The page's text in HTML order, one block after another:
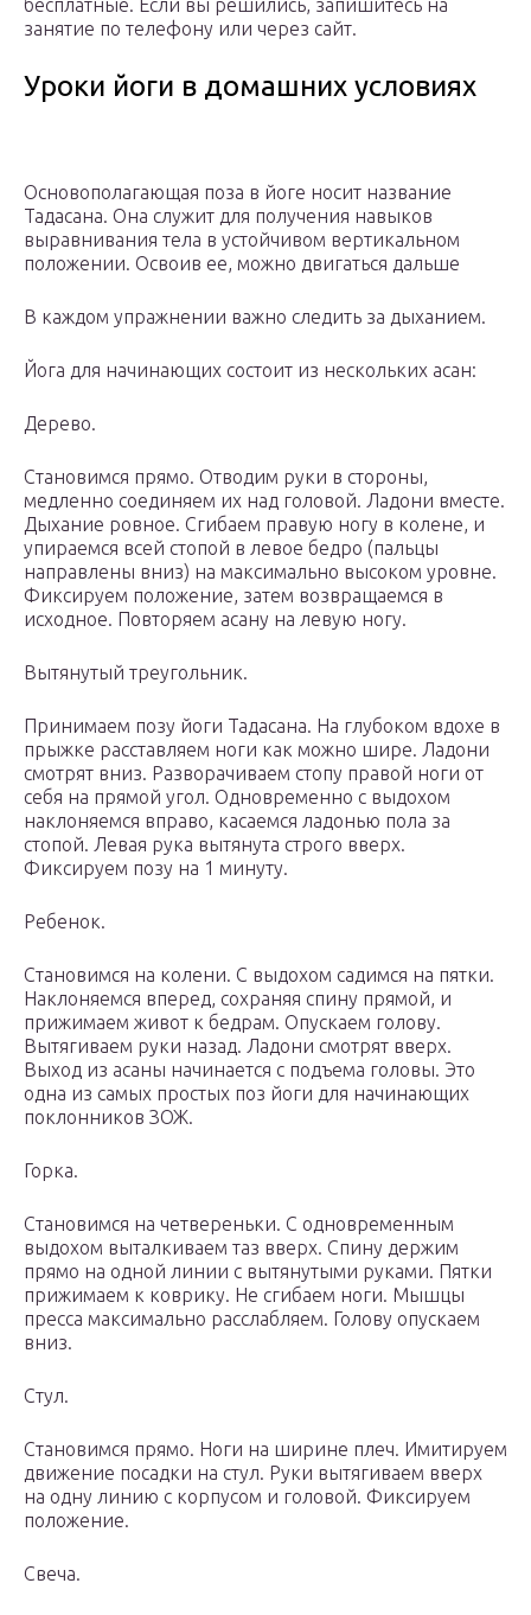
бесплатные. Если вы решились, запишитесь на
занятие по телефону или через сайт.
Уроки йоги в домашних условиях
Основополагающая поза в йоге носит название
Тадасана. Она служит для получения навыков
выравнивания тела в устойчивом вертикальном
положении. Освоив ее, можно двигаться дальше
В каждом упражнении важно следить за дыханием.
Йога для начинающих состоит из нескольких асан:
Дерево.
Становимся прямо. Отводим руки в стороны,
медленно соединяем их над головой. Ладони вместе.
Дыхание ровное. Сгибаем правую ногу в колене, и
упираемся всей стопой в левое бедро (пальцы
направлены вниз) на максимально высоком уровне.
Фиксируем положение, затем возвращаемся в
исходное. Повторяем асану на левую ногу.
Вытянутый треугольник.
Принимаем позу йоги Тадасана. На глубоком вдохе в
прыжке расставляем ноги как можно шире. Ладони
смотрят вниз. Разворачиваем стопу правой ноги от
себя на прямой угол. Одновременно с выдохом
наклоняемся вправо, касаемся ладонью пола за
стопой. Левая рука вытянута строго вверх.
Фиксируем позу на 1 минуту.
Ребенок.
Становимся на колени. С выдохом садимся на пятки.
Наклоняемся вперед, сохраняя спину прямой, и
прижимаем живот к бедрам. Опускаем голову.
Вытягиваем руки назад. Ладони смотрят вверх.
Выход из асаны начинается с подъема головы. Это
одна из самых простых поз йоги для начинающих
поклонников ЗОЖ.
Горка.
Становимся на четвереньки. С одновременным
выдохом выталкиваем таз вверх. Спину держим
прямо на одной линии с вытянутыми руками. Пятки
прижимаем к коврику. Не сгибаем ноги. Мышцы
пресса максимально расслабляем. Голову опускаем
вниз.
Стул.
Становимся прямо. Ноги на ширине плеч. Имитируем
движение посадки на стул. Руки вытягиваем вверх
на одну линию с корпусом и головой. Фиксируем
положение.
Свеча.